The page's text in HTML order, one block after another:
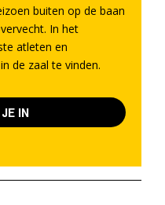
buiten op de baan
In het
atleten en
de zaal te vinden.
IN